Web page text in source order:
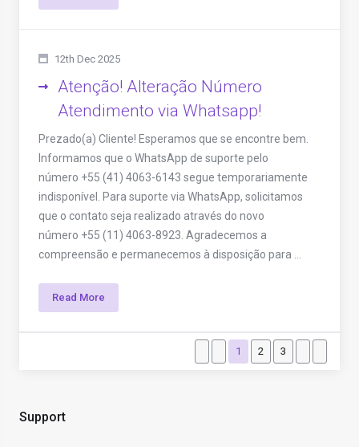
Support
12th Dec 2025
Atenção! Alteração Número
Atendimento via Whatsapp!
Prezado(a) Cliente! Esperamos que se encontre bem.
Informamos que o WhatsApp de suporte pelo
número +55 (41) 4063-6143 segue temporariamente
indisponível. Para suporte via WhatsApp, solicitamos
que o contato seja realizado através do novo
número +55 (11) 4063-8923. Agradecemos a
compreensão e permanecemos à disposição para ...
Read More
1 2 3